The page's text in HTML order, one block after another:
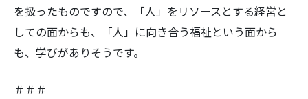
を扱ったものですので、「人」をリソースとする経営と
しての面からも、「人」に向き合う福祉という面から
も、学びがありそうです。
＃＃＃